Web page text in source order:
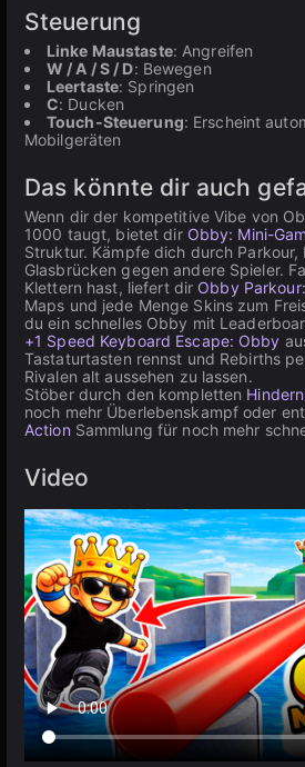
Steuerung
Linke Maustaste: Angreifen
W / A / S / D: Bewegen
Leertaste: Springen
C: Ducken
Touch-Steuerung: Erscheint
Mobilgeräten
Das könnte dir auch
Wenn dir der kompetitive Vibe von
1000 taugt, bietet dir Obby: Mini-
Struktur. Kämpfe dich durch Parkour,
Glasbrücken gegen andere Spieler.
Klettern hast, liefert dir Obby
Maps und jede Menge Skins zum
du ein schnelles Obby mit
+1 Speed Keyboard Escape: Obby
Tastaturtasten rennst und Rebirths
Rivalen alt aussehen zu lassen.
Stöber durch den kompletten
noch mehr Überlebenskampf oder
Action Sammlung für noch mehr
Video